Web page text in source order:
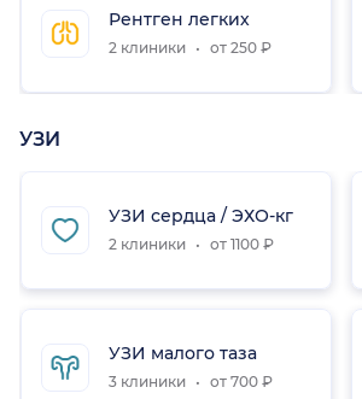
Рентген легких
2 клиники от 250 ₽
УЗИ
УЗИ сердца / ЭХО-кг
2 клиники от 1100 ₽
УЗИ малого таза
3 клиники от 700 ₽